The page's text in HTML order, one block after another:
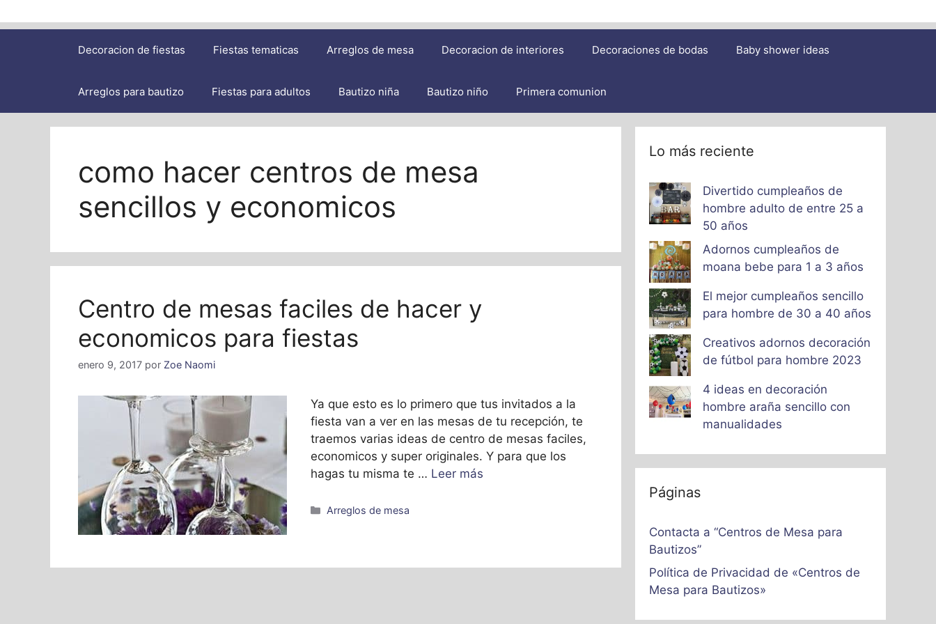
Decoracion de fiestas Fiestas tematicas Arreglos de mesa Decoracion de interiores Decoraciones de bodas Baby shower ideas
Arreglos para bautizo Fiestas para adultos Bautizo niña Bautizo niño Primera comunion
como hacer centros de mesa
sencillos y economicos
Centro de mesas faciles de hacer y
economicos para fiestas
enero 9, 2017 por Zoe Naomi
Ya que esto es lo primero que tus invitados a la
fiesta van a ver en las mesas de tu recepción, te
traemos varias ideas de centro de mesas faciles,
economicos y super originales. Y para que los
hagas tu misma te … Leer más
Categorías
Arreglos de mesa
Lo más reciente
Divertido cumpleaños de
hombre adulto de entre 25 a
50 años
Adornos cumpleaños de
moana bebe para 1 a 3 años
El mejor cumpleaños sencillo
para hombre de 30 a 40 años
Creativos adornos decoración
de fútbol para hombre 2023
4 ideas en decoración
hombre araña sencillo con
manualidades
Páginas
Contacta a “Centros de Mesa para
Bautizos”
Política de Privacidad de «Centros de
Mesa para Bautizos»